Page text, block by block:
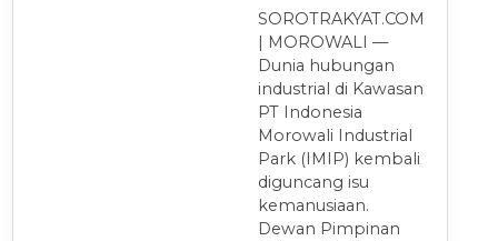
SOROTRAKYAT.COM
| MOROWALI —
Dunia hubungan
industrial di Kawasan
PT Indonesia
Morowali Industrial
Park (IMIP) kembali
diguncang isu
kemanusiaan.
Dewan Pimpinan